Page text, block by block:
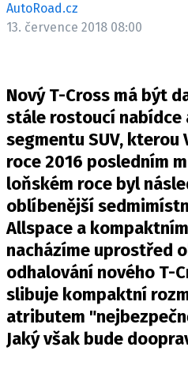
Z
ZE
PIT
ČEŠI V
FIA CEZ &
AutoRoad.cz
13. července 2018 08:00
Nový T-Cross má být
stále rostoucí nabídce
segmentu SUV, kterou
roce 2016 posledním
loňském roce byl
oblíbenější
Allspace a
nacházíme uprostřed
odhalování nového T-
slibuje kompaktní
atributem
Jaký však bude